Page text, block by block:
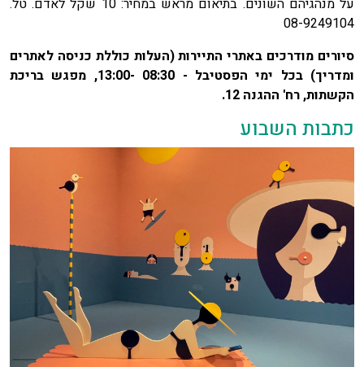
על מנהגיהם השונים. בתיאום מראש במחיר: 10 שקל לאדם. טל.
08-9249104
סיורים מודרכים באתרי התיירות(העלות כוללת כניסה לאתרים
ומדריך)
בכל ימי הפסטיבל - 08:30 -13:00, מפגש בריכת
הקשתות, רח' ההגנה 12.
כתבות השבוע